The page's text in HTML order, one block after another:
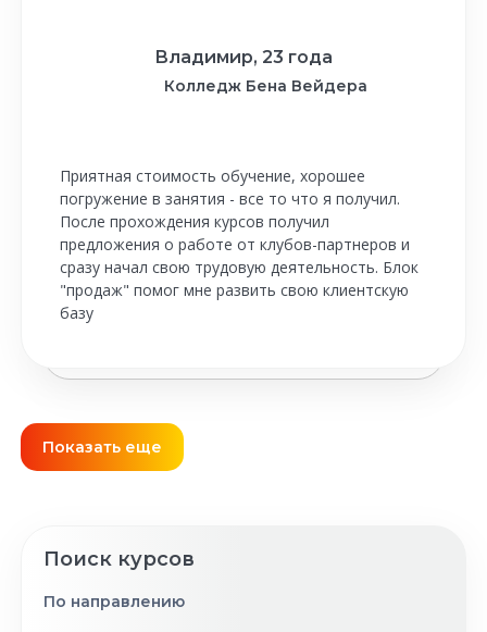
Владимир, 23 года
Колледж Бена Вейдера
Приятная стоимость обучение, хорошее
погружение в занятия - все то что я получил.
После прохождения курсов получил
предложения о работе от клубов-партнеров и
сразу начал свою трудовую деятельность. Блок
"продаж" помог мне развить свою клиентскую
базу
Показать еще
Поиск курсов
По направлению